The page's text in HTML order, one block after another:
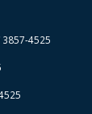
4525